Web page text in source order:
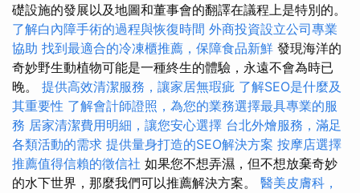
礎設施的發展以及地圖和董事會的翻譯在議程上是特別的。
了解白內障手術的過程與恢復時間 外商投資設立公司專業
協助 找到最適合的冷凍櫃推薦，保障食品新鮮 發現海洋的
奇妙野生動植物可能是一種終生的體驗，永遠不會為時已
晚。 提供高效清潔服務，讓家居無瑕疵 了解SEO是什麼及
其重要性 了解會計師證照，為您的業務選擇最具專業的服
務 居家清潔費用明細，讓您安心選擇 台北外燴服務，滿足
各類活動的需求 提供量身打造的SEO解決方案 按摩店選擇
推薦值得信賴的徵信社 如果您不想弄濕，但不想放棄奇妙
的水下世界，那麼我們可以推薦解決方案。 醫美皮膚科，